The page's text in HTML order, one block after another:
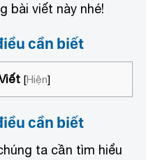
bài viết này nhé!
cần biết
[Hiện]
cần biết
ta cần tìm hiểu